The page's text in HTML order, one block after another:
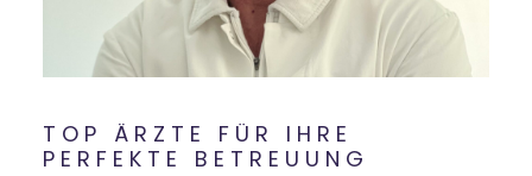
TOP ÄRZTE FÜR IHRE
PERFEKTE BETREUUNG